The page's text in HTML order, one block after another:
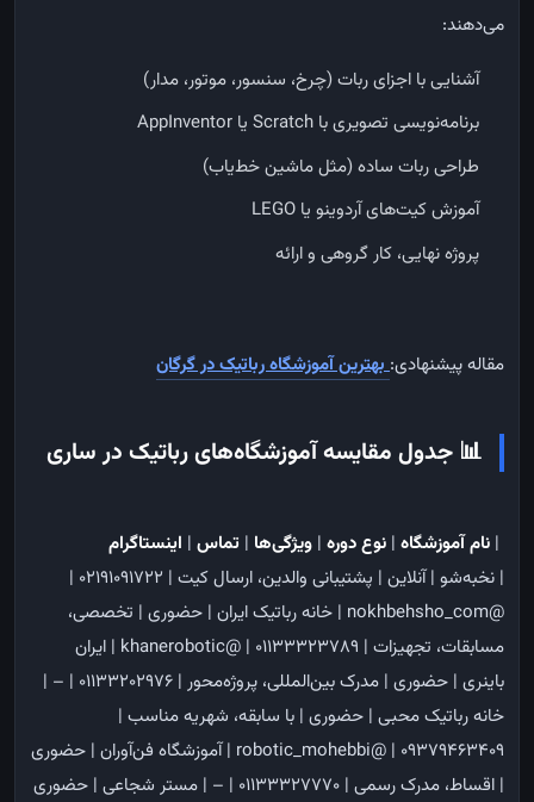
می‌دهند:
آشنایی با اجزای ربات (چرخ، سنسور، موتور، مدار)
برنامه‌نویسی تصویری با Scratch یا AppInventor
طراحی ربات ساده (مثل ماشین خط‌یاب)
آموزش کیت‌های آردوینو یا LEGO
پروژه نهایی، کار گروهی و ارائه
مقاله پیشنهادی:بهترین آموزشگاه رباتیک در گرگان
📊 جدول مقایسه آموزشگاه‌های رباتیک در ساری
| نام آموزشگاه | نوع دوره | ویژگی‌ها | تماس | اینستاگرام
| نخبه‌شو | آنلاین | پشتیبانی والدین، ارسال کیت | ۰۲۱۹۱۰۹۱۷۲۲ |
@nokhbehsho_com
| خانه رباتیک ایران | حضوری | تخصصی،
مسابقات، تجهیزات | ۰۱۱۳۳۳۲۳۷۸۹ | @khanerobotic
| ایران
باینری | حضوری | مدرک بین‌المللی، پروژه‌محور | ۰۱۱۳۳۲۰۲۹۷۶ | –
|
خانه رباتیک محبی | حضوری | با سابقه، شهریه مناسب |
۰۹۳۷۹۴۶۳۴۰۹ | @robotic_mohebbi
| آموزشگاه فن‌آوران | حضوری
| اقساط، مدرک رسمی | ۰۱۱۳۳۳۲۷۷۷۰ | –
| مستر شجاعی | حضوری